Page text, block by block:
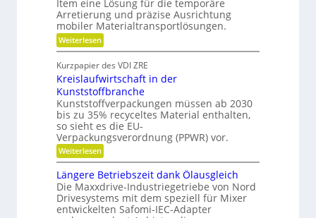
u
t
e
i
l
b
e
s
c
h
a
f
f
u
n
g
e
r
k
e
n
g
s
f
r
e
e
s
H
y
b
r
i
d
-
K
g
e
l
l
Item eine Lösung für die temporäre
Arretierung und präzise Ausrichtung
mobiler Materialtransportlösungen.
Weiterlesen:
S
h
n
e
l
l
g
e
n
a
u
o
s
i
t
Kurzpapier des VDI ZRE
Kreislaufwirtschaft in der
Kunststoffbranche
Kunststoffverpackungen müssen ab 2030
bis zu 35% recyceltes Material enthalten,
so sieht es die EU-
Verpackungsverordnung (PPWR) vor.
Weiterlesen:
K
r
e
i
s
l
Längere Betriebszeit dank Ölausgleich
Die Maxxdrive-Industriegetriebe von Nord
Drivesystems mit dem speziell für Mixer
entwickelten Safomi-IEC-Adapter